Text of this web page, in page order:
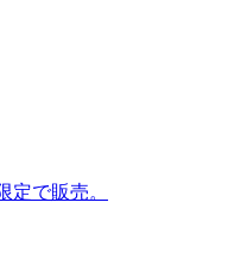
で販売。